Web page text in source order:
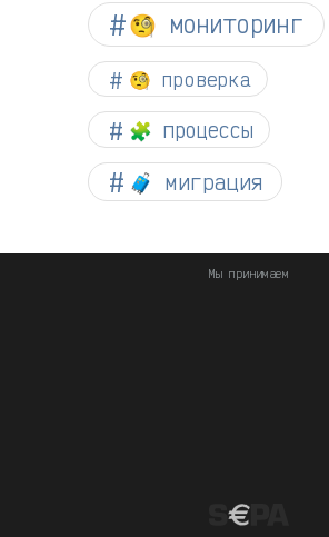
🧐 мониторинг
🧐 проверка
🧩 процессы
🧳 миграция
Мы принимаем